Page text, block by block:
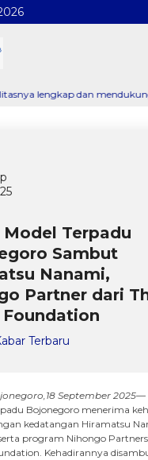
dan mendukung
Model Terpadu
Sambut
Nanami,
Partner dari
Foundation
Terbaru
September 2025—
Bojonegoro menerima
kedatangan Hiramatsu
program Nihongo
Kehadirannya